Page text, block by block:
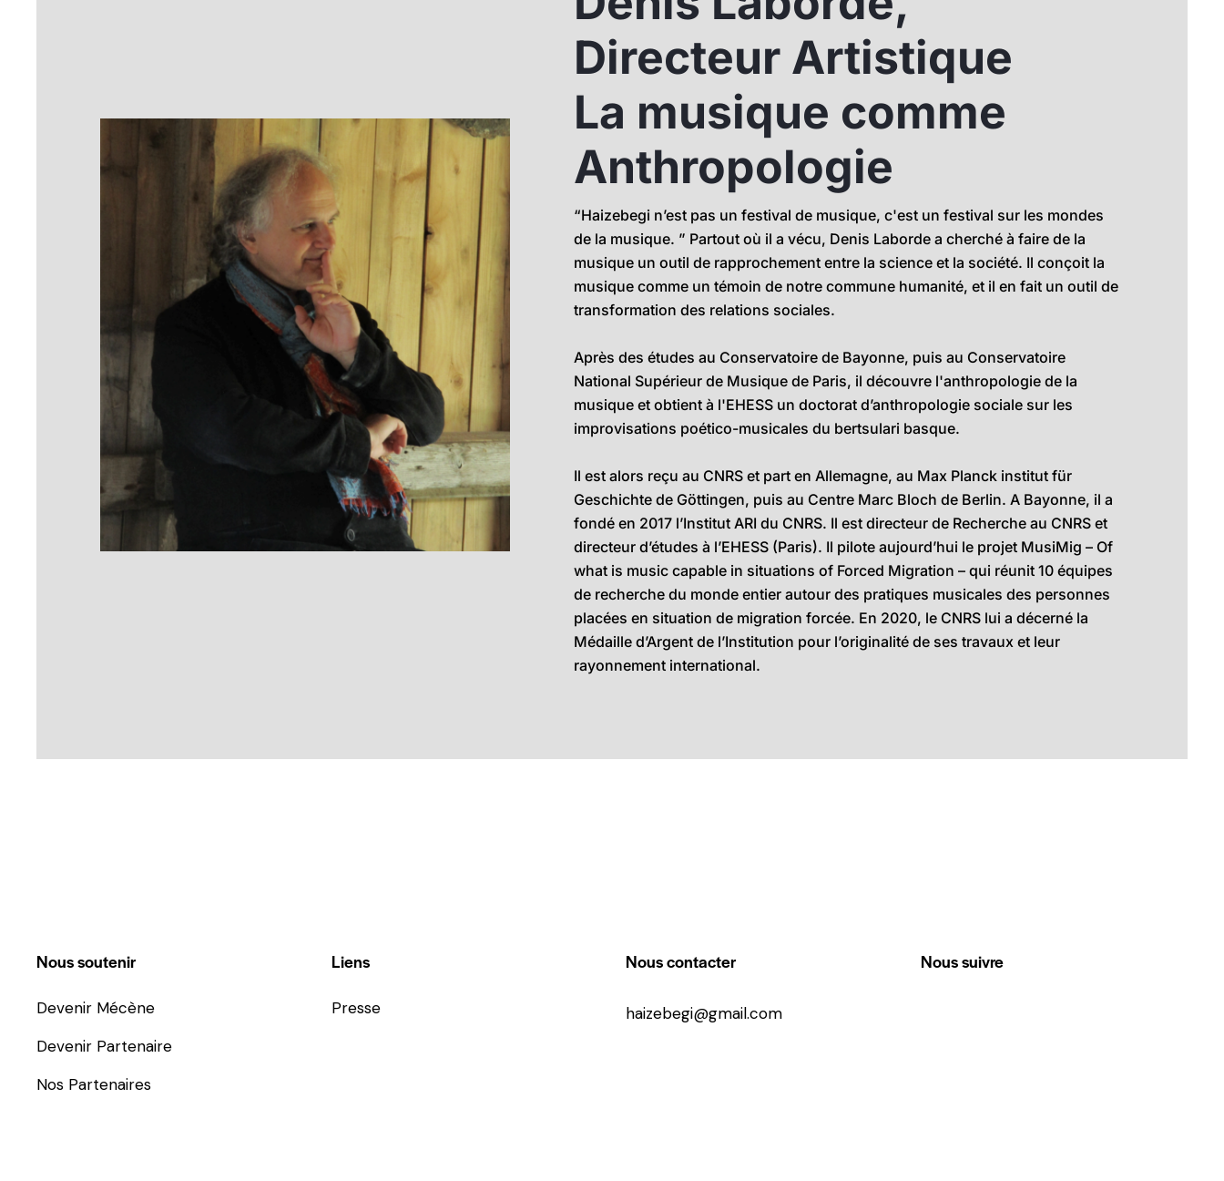
Directeur Artistique
La musique comme
Anthropologie
“Haizebegi n’est pas un festival de musique, c'est un festival sur les mondes
de la musique. ” Partout où il a vécu, Denis Laborde a cherché à faire de la
musique un outil de rapprochement entre la science et la société. Il conçoit la
musique comme un témoin de notre commune humanité, et il en fait un outil de
transformation des relations sociales.
Après des études au Conservatoire de Bayonne, puis au Conservatoire
National Supérieur de Musique de Paris, il découvre l'anthropologie de la
musique et obtient à l'EHESS un doctorat d’anthropologie sociale sur les
improvisations poético-musicales du bertsulari basque.
Il est alors reçu au CNRS et part en Allemagne, au Max Planck institut für
Geschichte de Göttingen, puis au Centre Marc Bloch de Berlin. A Bayonne, il a
fondé en 2017 l’Institut ARI du CNRS. Il est directeur de Recherche au CNRS et
directeur d’études à l’EHESS (Paris). Il pilote aujourd’hui le projet MusiMig – Of
what is music capable in situations of Forced Migration – qui réunit 10 équipes
de recherche du monde entier autour des pratiques musicales des personnes
placées en situation de migration forcée. En 2020, le CNRS lui a décerné la
Médaille d’Argent de l’Institution pour l’originalité de ses travaux et leur
rayonnement international.
Nous soutenir
Devenir Mécène
Devenir Partenaire
Nos Partenaires
Liens
Presse
Nous contacter
haizebegi@gmail.com
Nous suivre